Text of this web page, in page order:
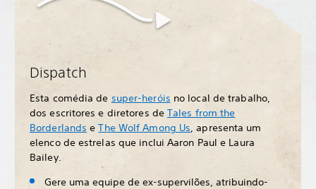
Dispatch
Esta comédia de super-heróis no local de trabalho,
dos escritores e diretores deTales from the
Borderlands eThe Wolf Among Us, apresenta um
elenco de estrelas que inclui Aaron Paul e Laura
Bailey.
Gere uma equipe de ex-supervilões, atribuindo-